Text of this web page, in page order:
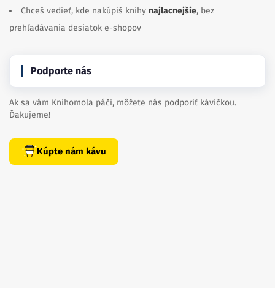
Chceš vedieť, kde nakúpiš knihy najlacnejšie, bez
prehľadávania desiatok e-shopov
Podporte nás
Ak sa vám Knihomola páči, môžete nás podporiť kávičkou.
Ďakujeme!
Kúpte nám kávu